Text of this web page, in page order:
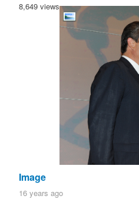
8,649 views
Image
16 years ago